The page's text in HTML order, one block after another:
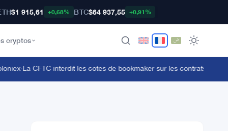
$1 915,61 +0,68% BTC$64 937,55 +0,91%
cryptos
·La CFTC interdit les cotes de bookmaker sur les contrats